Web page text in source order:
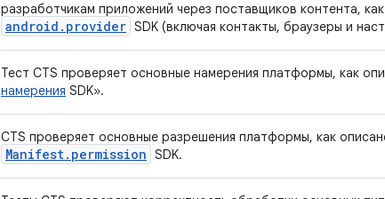
разработчикам приложений через поставщиков контента,
android.provider SDK (включая контакты, браузеры и
Тест CTS проверяет основные намерения платформы, как
намерения SDK».
CTS проверяет основные разрешения платформы, как
Manifest.permission SDK.